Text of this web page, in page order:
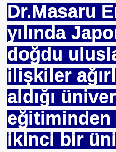
Dr.Masaru
yılında
doğdu
ilişkiler
aldığı
eğitiminden
ikinci bir